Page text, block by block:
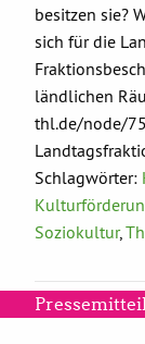
besitzen sie?
sich für die
ländlichen
thl.de/node/
Schlagwörter:
Soziokultur,